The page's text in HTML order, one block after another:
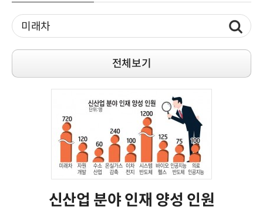
전체보기
신산업 분야 인재 양성 인원